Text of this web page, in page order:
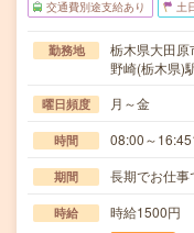
交通費別途支給あり 土
勤務地
栃木県大田原
野崎(栃木県)
曜日頻度 月～金
時間 08:00～
期間 長期でお仕事
時給 時給1500円